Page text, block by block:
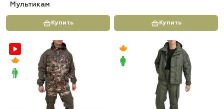
Мультикам
Купить Купить